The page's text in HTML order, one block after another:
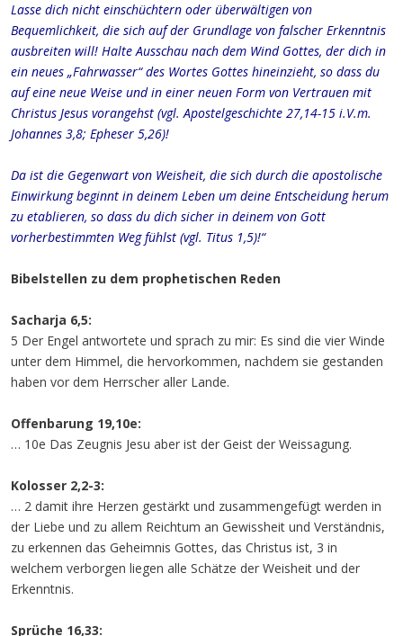
Lasse dich nicht einschüchtern oder überwältigen von
Bequemlichkeit, die sich auf der Grundlage von falscher Erkenntnis
ausbreiten will! Halte Ausschau nach dem Wind Gottes, der dich in
ein neues „Fahrwasser“ des Wortes Gottes hineinzieht, so dass du
auf eine neue Weise und in einer neuen Form von Vertrauen mit
Christus Jesus vorangehst (vgl. Apostelgeschichte 27,14-15 i.V.m.
Johannes 3,8; Epheser 5,26)!
Da ist die Gegenwart von Weisheit, die sich durch die apostolische
Einwirkung beginnt in deinem Leben um deine Entscheidung herum
zu etablieren, so dass du dich sicher in deinem von Gott
vorherbestimmten Weg fühlst (vgl. Titus 1,5)!“
Bibelstellen zu dem prophetischen Reden
Sacharja 6,5:
5 Der Engel antwortete und sprach zu mir: Es sind die vier Winde
unter dem Himmel, die hervorkommen, nachdem sie gestanden
haben vor dem Herrscher aller Lande.
Offenbarung 19,10e:
… 10e Das Zeugnis Jesu aber ist der Geist der Weissagung.
Kolosser 2,2-3:
… 2 damit ihre Herzen gestärkt und zusammengefügt werden in
der Liebe und zu allem Reichtum an Gewissheit und Verständnis,
zu erkennen das Geheimnis Gottes, das Christus ist, 3 in
welchem verborgen liegen alle Schätze der Weisheit und der
Erkenntnis.
Sprüche 16,33: